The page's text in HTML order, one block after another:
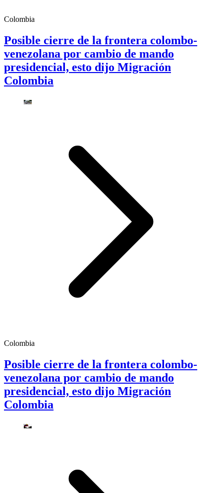
Colombia
Posible cierre de la frontera colombo-
venezolana por cambio de mando
presidencial, esto dijo Migración
Colombia
Colombia
Posible cierre de la frontera colombo-
venezolana por cambio de mando
presidencial, esto dijo Migración
Colombia